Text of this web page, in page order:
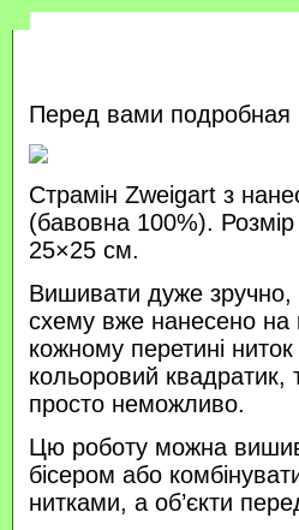
Перед вами
Страмін Zweigart з
(бавовна 100%).
25×25 см.
Вишивати дуже
схему вже нанесено на
кожному перетині
кольоровий квадратик,
просто неможливо.
Цю роботу можна
бісером або
нитками, а об’єкти